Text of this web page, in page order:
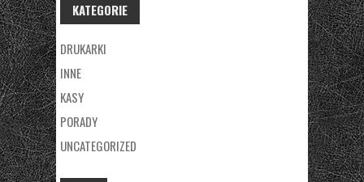
KATEGORIE
DRUKARKI
INNE
KASY
PORADY
UNCATEGORIZED